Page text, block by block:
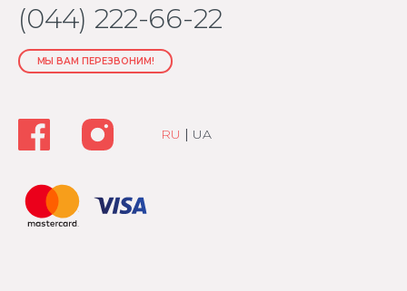
(044) 222-66-22
МЫ ВАМ ПЕРЕЗВОНИМ!
RU | UA